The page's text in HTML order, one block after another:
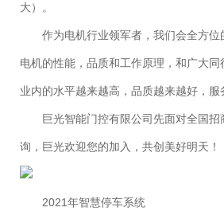
大）。
作为电机行业领军者，我们会全方
电机的性能，品质和工作原理，和广大
业内的水平越来越高，品质越来越好，服
巨光智能门控有限公司先面对全国
询，巨光欢迎您的加入，共创美好明天！
2021年智慧停车系统